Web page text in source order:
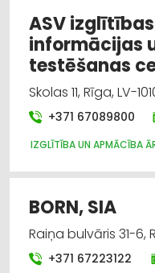
ASV izglītības
informācijas
testēšanas
Skolas 11, Rīga, LV-
+371 67089800
IZGLĪTĪBA UN APMĀCĪBA
BORN, SIA
Raiņa bulvāris 31-6,
+371 67223122